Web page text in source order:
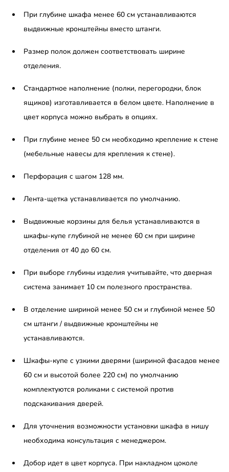
При глубине шкафа менее 60 см устанавливаются
выдвижные кронштейны вместо штанги.
Размер полок должен соответствовать ширине
отделения.
Стандартное наполнение (полки, перегородки, блок
ящиков) изготавливается в белом цвете. Наполнение в
цвет корпуса можно выбрать в опциях.
При глубине менее 50 см необходимо крепление к стене
(мебельные навесы для крепления к стене).
Перфорация с шагом 128 мм.
Лента-щетка устанавливается по умолчанию.
Выдвижные корзины для белья устанавливаются в
шкафы-купе глубиной не менее 60 см при ширине
отделения от 40 до 60 см.
При выборе глубины изделия учитывайте, что дверная
система занимает 10 см полезного пространства.
В отделение шириной менее 50 см и глубиной менее 50
см штанги / выдвижные кронштейны не
устанавливаются.
Шкафы-купе с узкими дверями (шириной фасадов менее
60 см и высотой более 220 см) по умолчанию
комплектуются роликами с системой против
подскакивания дверей.
Для уточнения возможности установки шкафа в нишу
необходима консультация с менеджером.
Добор идет в цвет корпуса. При накладном цоколе